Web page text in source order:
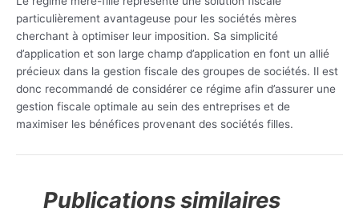
particulièrement avantageuse pour les sociétés mères
cherchant à optimiser leur imposition. Sa simplicité
d’application et son large champ d’application en font un allié
précieux dans la gestion fiscale des groupes de sociétés. Il est
donc recommandé de considérer ce régime afin d’assurer une
gestion fiscale optimale au sein des entreprises et de
maximiser les bénéfices provenant des sociétés filles.
Publications similaires